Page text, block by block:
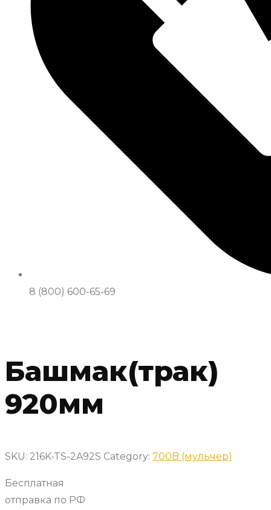
8 (800) 600-65-69
Башмак(трак)
920мм
SKU: 216K-TS-2A92S Category: 700B (мульчер)
Бесплатная
отправка по РФ